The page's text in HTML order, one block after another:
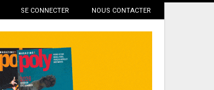
SE CONNECTER NOUS CONTACTER